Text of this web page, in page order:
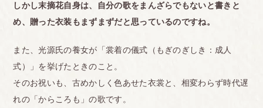
しかし末摘花自身は、自分の歌をまんざらでもないと書きと
め、贈った衣装もまずまずだと思っているのですね。
また、光源氏の養女が「裳着の儀式（もぎのぎしき：成人
式）」を挙げたときのこと。
そのお祝いも、古めかしく色あせた衣裳と、相変わらず時代遅
れの「からころも」の歌です。